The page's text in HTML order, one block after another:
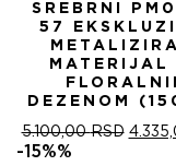
SREBRNI
57
MATERIJAL
DEZENOM
5.100,00RSD
-15%%